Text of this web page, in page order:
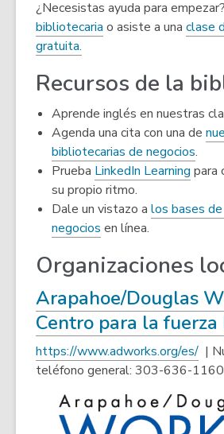
¿Necesistas ayuda para empezar?
bibliotecaria o asiste a una clase
gratuita.
Recursos de la
Aprende inglés en nuestras
Agenda una cita con una de
bibliotecarias de negocios.
Prueba LinkedIn Learning para
su propio ritmo.
Dale un vistazo a los bases
negocios en línea.
Organizaciones
Arapahoe/Douglas
Centro para la
https://www.adworks.org/es/,
o
e
|
teléfono general: 303-636-1160